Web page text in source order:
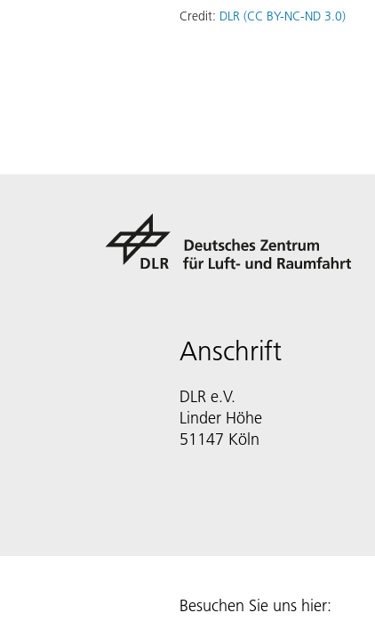
Credit: DLR (CC BY-NC-ND 3.0)
Anschrift
DLR e.V.
Linder Höhe
51147 Köln
Besuchen Sie uns hier: